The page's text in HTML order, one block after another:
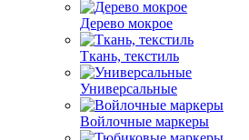
Дерево мокрое
Ткань, текстиль
Универсальные
Войлочные маркеры